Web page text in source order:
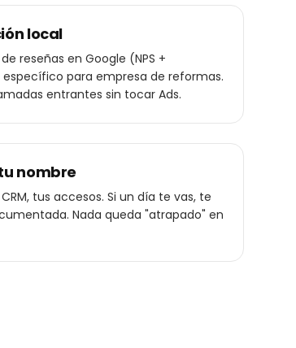
local
reseñas en Google (NPS +
para empresa de reformas.
entrantes sin tocar Ads.
nombre
tus accesos. Si un día te vas, te
Nada queda "atrapado" en